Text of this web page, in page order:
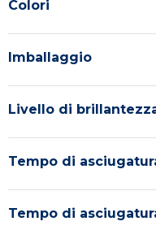
Colori
Imballaggio
Livello di
Tempo di
Tempo di